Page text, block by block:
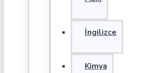
İngilizce
Kimya